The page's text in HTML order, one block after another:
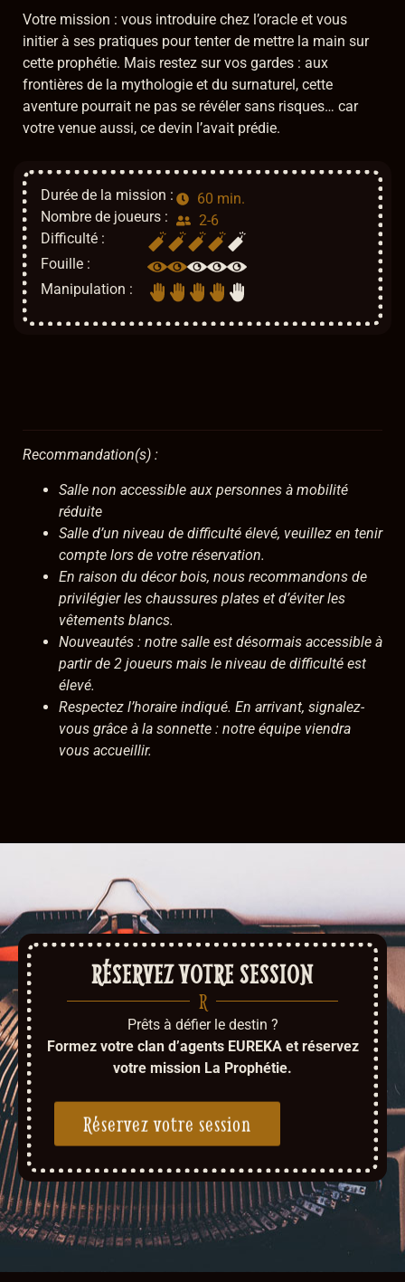
Votre mission : vous introduire chez l’oracle et vous
initier à ses pratiques pour tenter de mettre la main sur
cette prophétie. Mais restez sur vos gardes : aux
frontières de la mythologie et du surnaturel, cette
aventure pourrait ne pas se révéler sans risques… car
votre venue aussi, ce devin l’avait prédie.
Durée de la mission :
60 min.
Nombre de joueurs :
2-6
Difficulté :
Fouille :
Manipulation :
Recommandation(s) :
Salle non accessible aux personnes à mobilité
réduite
Salle d’un niveau de difficulté élevé, veuillez en tenir
compte lors de votre réservation.
En raison du décor bois, nous recommandons de
privilégier les chaussures plates et d’éviter les
vêtements blancs.
Nouveautés : notre salle est désormais accessible à
partir de 2 joueurs mais le niveau de difficulté est
élevé.
Respectez l’horaire indiqué. En arrivant, signalez-
vous grâce à la sonnette : notre équipe viendra
vous accueillir.
RÉSERVEZ VOTRE SESSION
R
Prêts à défier le destin ?
Formez votre clan d’agents EUREKA et réservez
votre mission La Prophétie.
Réservez votre session